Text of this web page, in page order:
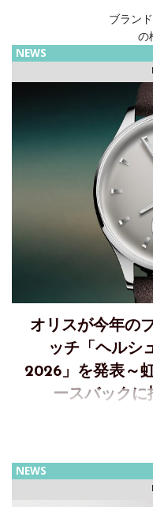
ブランド
の
NEWS
オリスが今年の
ッチ「ヘルシ
2026」を発表～
ースバック
オリスの誕生日を祝
2026」年に一度の特別
発表します。今年の「ヘ
NEWS